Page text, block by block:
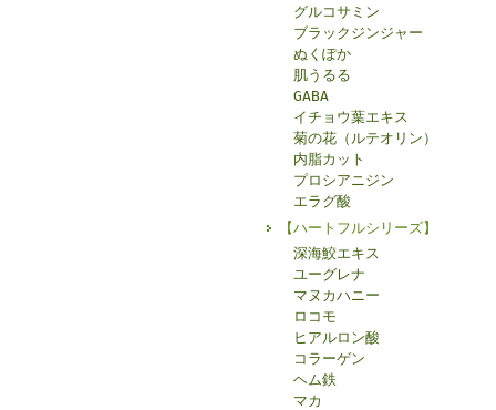
グルコサミン
ブラックジンジャー
ぬくぽか
肌うるる
GABA
イチョウ葉エキス
菊の花（ルテオリン）
内脂カット
プロシアニジン
エラグ酸
【ハートフルシリーズ】
深海鮫エキス
ユーグレナ
マヌカハニー
ロコモ
ヒアルロン酸
コラーゲン
ヘム鉄
マカ